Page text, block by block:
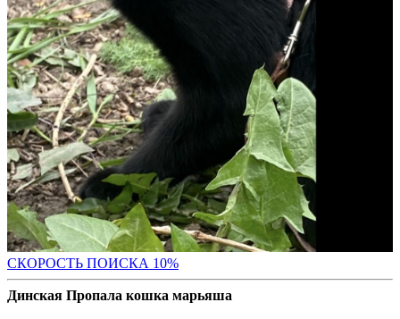
СКОРОСТЬ ПОИСКА 10%
Динская Пропала кошка марьяша